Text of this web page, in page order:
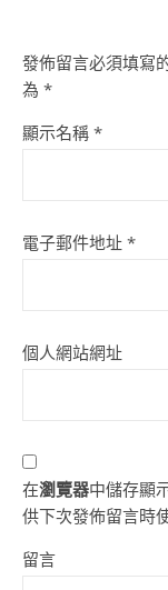
發佈留言必須填寫
為 *
顯示名稱 *
電子郵件地址 *
個人網站網址
在瀏覽器中儲存顯
供下次發佈留言時
留言